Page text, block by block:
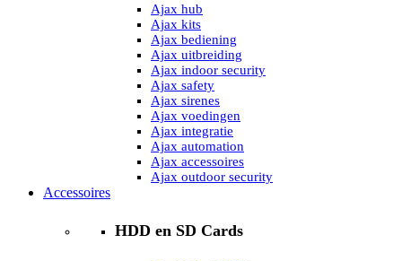
Ajax hub
Ajax kits
Ajax bediening
Ajax uitbreiding
Ajax indoor security
Ajax safety
Ajax sirenes
Ajax voedingen
Ajax integratie
Ajax automation
Ajax accessoires
Ajax outdoor security
Accessoires
HDD en SD Cards